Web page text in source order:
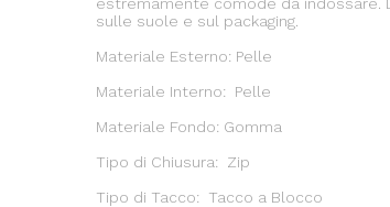
sulle suole e sul packaging.
Materiale Esterno: Pelle
Materiale Interno: Pelle
Materiale Fondo: Gomma
Tipo di Chiusura: Zip
Tipo di Tacco: Tacco a Blocco